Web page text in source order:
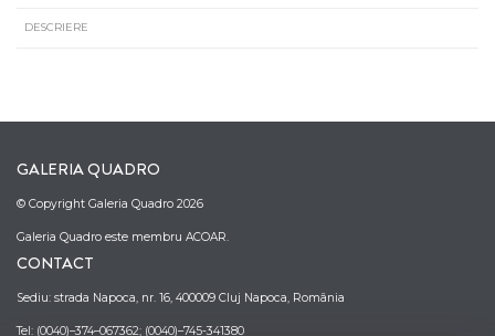
DESCRIERE
GALERIA QUADRO
© Copyright Galeria Quadro 2026
Galeria Quadro este membru ACOAR.
CONTACT
Sediu: strada Napoca, nr. 16, 400009 Cluj Napoca, România
Tel: (0040)–374–067362; (0040)–745-341380